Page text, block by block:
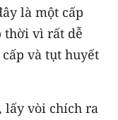
là một cấp
thời vì rất dễ
và tụt huyết
lấy vòi chích ra